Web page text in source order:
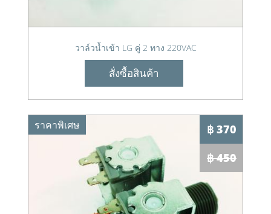
วาล์วน้ำเข้า LG คู่ 2 ทาง 220VAC
สั่งซื้อสินค้า
ราคาพิเศษ
฿ 450
฿ 370